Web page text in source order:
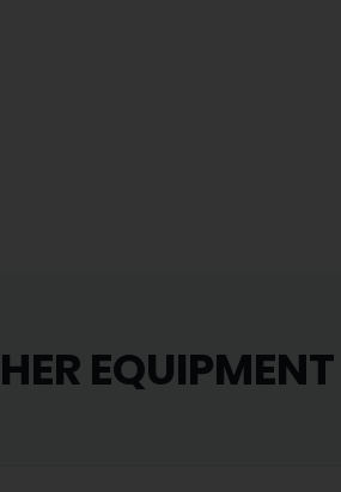
EQUIPMENT